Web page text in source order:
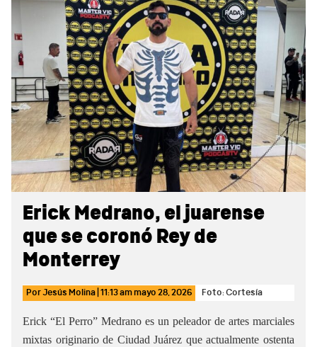
Erick Medrano, el juarense
que se coronó Rey de
Monterrey
PorJesús Molina 11:13 ammayo 28, 2026 Foto: Cortesía
Erick “El Perro” Medrano es un peleador de artes marciales
mixtas originario de Ciudad Juárez que actualmente ostenta
Sidebar